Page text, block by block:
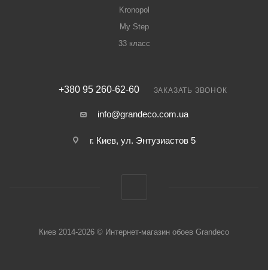
Kronopol
My Step
33 класс
+380 95 260-62-60 ЗАКАЗАТЬ ЗВОНОК
info@grandeco.com.ua
г. Киев, ул. Энтузиастов 5
Киев 2014-2026 © Интернет-магазин обоев Grandeco